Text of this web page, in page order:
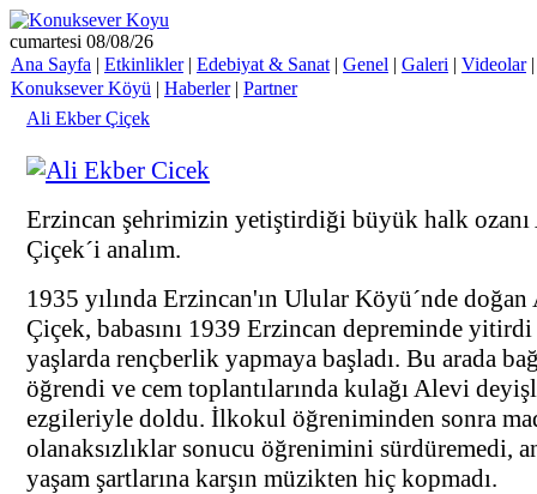
cumartesi 08/08/26
Ana Sayfa | Etkinlikler| Edebiyat & Sanat | Genel | Galeri | Videolar
Konuksever Köyü | Haberler| Partner
Ali Ekber Çiçek
Erzincan şehrimizin yetiştirdiği büyük halk
Çiçek´i analım.
1935 yılında Erzincan'ın Ulular Köyü´nde
Çiçek, babasını 1939 Erzincan depreminde
yaşlarda rençberlik yapmaya başladı. Bu arada
öğrendi ve cem toplantılarında kulağı Alevi
ezgileriyle doldu. İlkokul öğreniminden sonra
olanaksızlıklar sonucu öğrenimini sürdüremedi,
yaşam şartlarına karşın müzikten hiç kopmadı.